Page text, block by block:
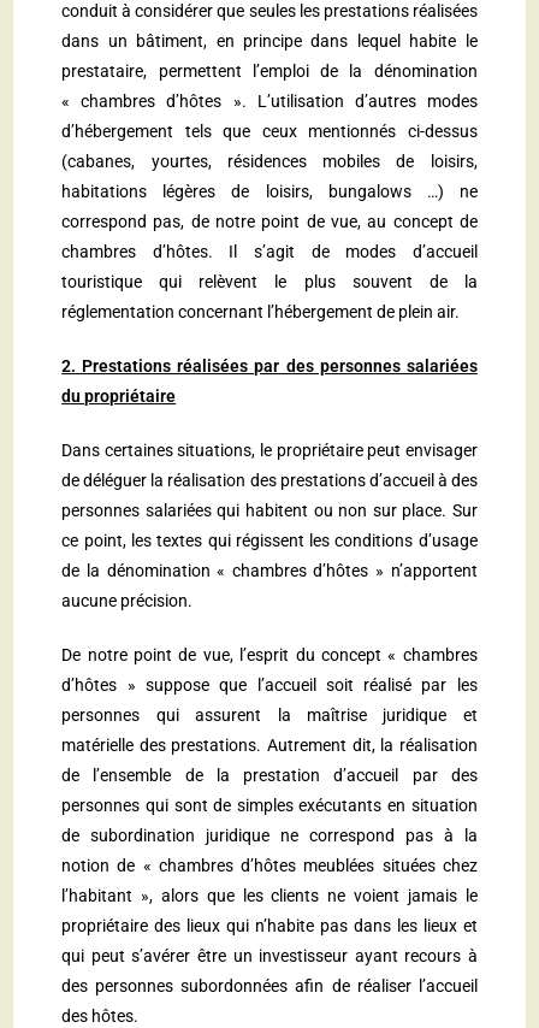
conduit à considérer que seules les prestations réalisées
dans un bâtiment, en principe dans lequel habite le
prestataire, permettent l’emploi de la dénomination
« chambres d’hôtes ». L’utilisation d’autres modes
d’hébergement tels que ceux mentionnés ci-dessus
(cabanes, yourtes, résidences mobiles de loisirs,
habitations légères de loisirs, bungalows …) ne
correspond pas, de notre point de vue, au concept de
chambres d’hôtes. Il s’agit de modes d’accueil
touristique qui relèvent le plus souvent de la
réglementation concernant l’hébergement de plein air.
2. Prestations réalisées par des personnes salariées
du propriétaire
Dans certaines situations, le propriétaire peut envisager
de déléguer la réalisation des prestations d’accueil à des
personnes salariées qui habitent ou non sur place. Sur
ce point, les textes qui régissent les conditions d’usage
de la dénomination « chambres d’hôtes » n’apportent
aucune précision.
De notre point de vue, l’esprit du concept « chambres
d’hôtes » suppose que l’accueil soit réalisé par les
personnes qui assurent la maîtrise juridique et
matérielle des prestations. Autrement dit, la réalisation
de l’ensemble de la prestation d’accueil par des
personnes qui sont de simples exécutants en situation
de subordination juridique ne correspond pas à la
notion de « chambres d’hôtes meublées situées chez
l’habitant », alors que les clients ne voient jamais le
propriétaire des lieux qui n’habite pas dans les lieux et
qui peut s’avérer être un investisseur ayant recours à
des personnes subordonnées afin de réaliser l’accueil
des hôtes.